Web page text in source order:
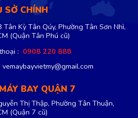
SỞ CHÍNH
Tân Kỳ Tân Qúy, Phường Tân Sơn Nhì,
(Quận Tân Phú cũ)
: 0908 220 888
vemaybayvietmy@gmail.com
BAY QUẬN 7
Thị Thập, Phường Tân Thuận,
(Quận 7 cũ)